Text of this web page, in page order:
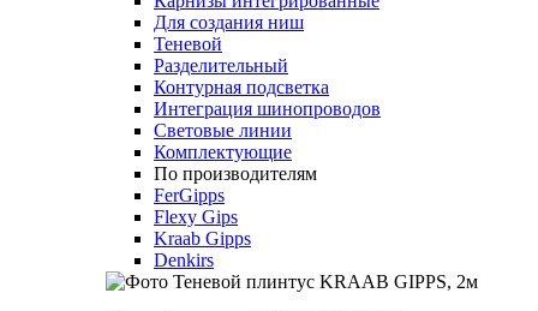
Для создания ниш
Теневой
Разделительный
Контурная подсветка
Интеграция шинопроводов
Световые линии
Комплектующие
По производителям
FerGipps
Flexy Gips
Kraab Gipps
Denkirs